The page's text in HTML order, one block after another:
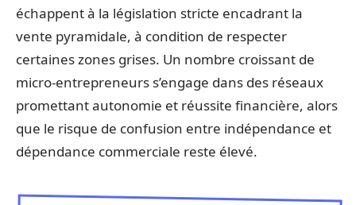
échappent à la législation stricte encadrant la
vente pyramidale, à condition de respecter
certaines zones grises. Un nombre croissant de
micro-entrepreneurs s’engage dans des réseaux
promettant autonomie et réussite financière, alors
que le risque de confusion entre indépendance et
dépendance commerciale reste élevé.